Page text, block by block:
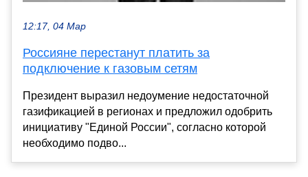
12:17, 04 Мар
Россияне перестанут платить за
подключение к газовым сетям
Президент выразил недоумение недостаточной
газификацией в регионах и предложил одобрить
инициативу "Единой России", согласно которой
необходимо подво...